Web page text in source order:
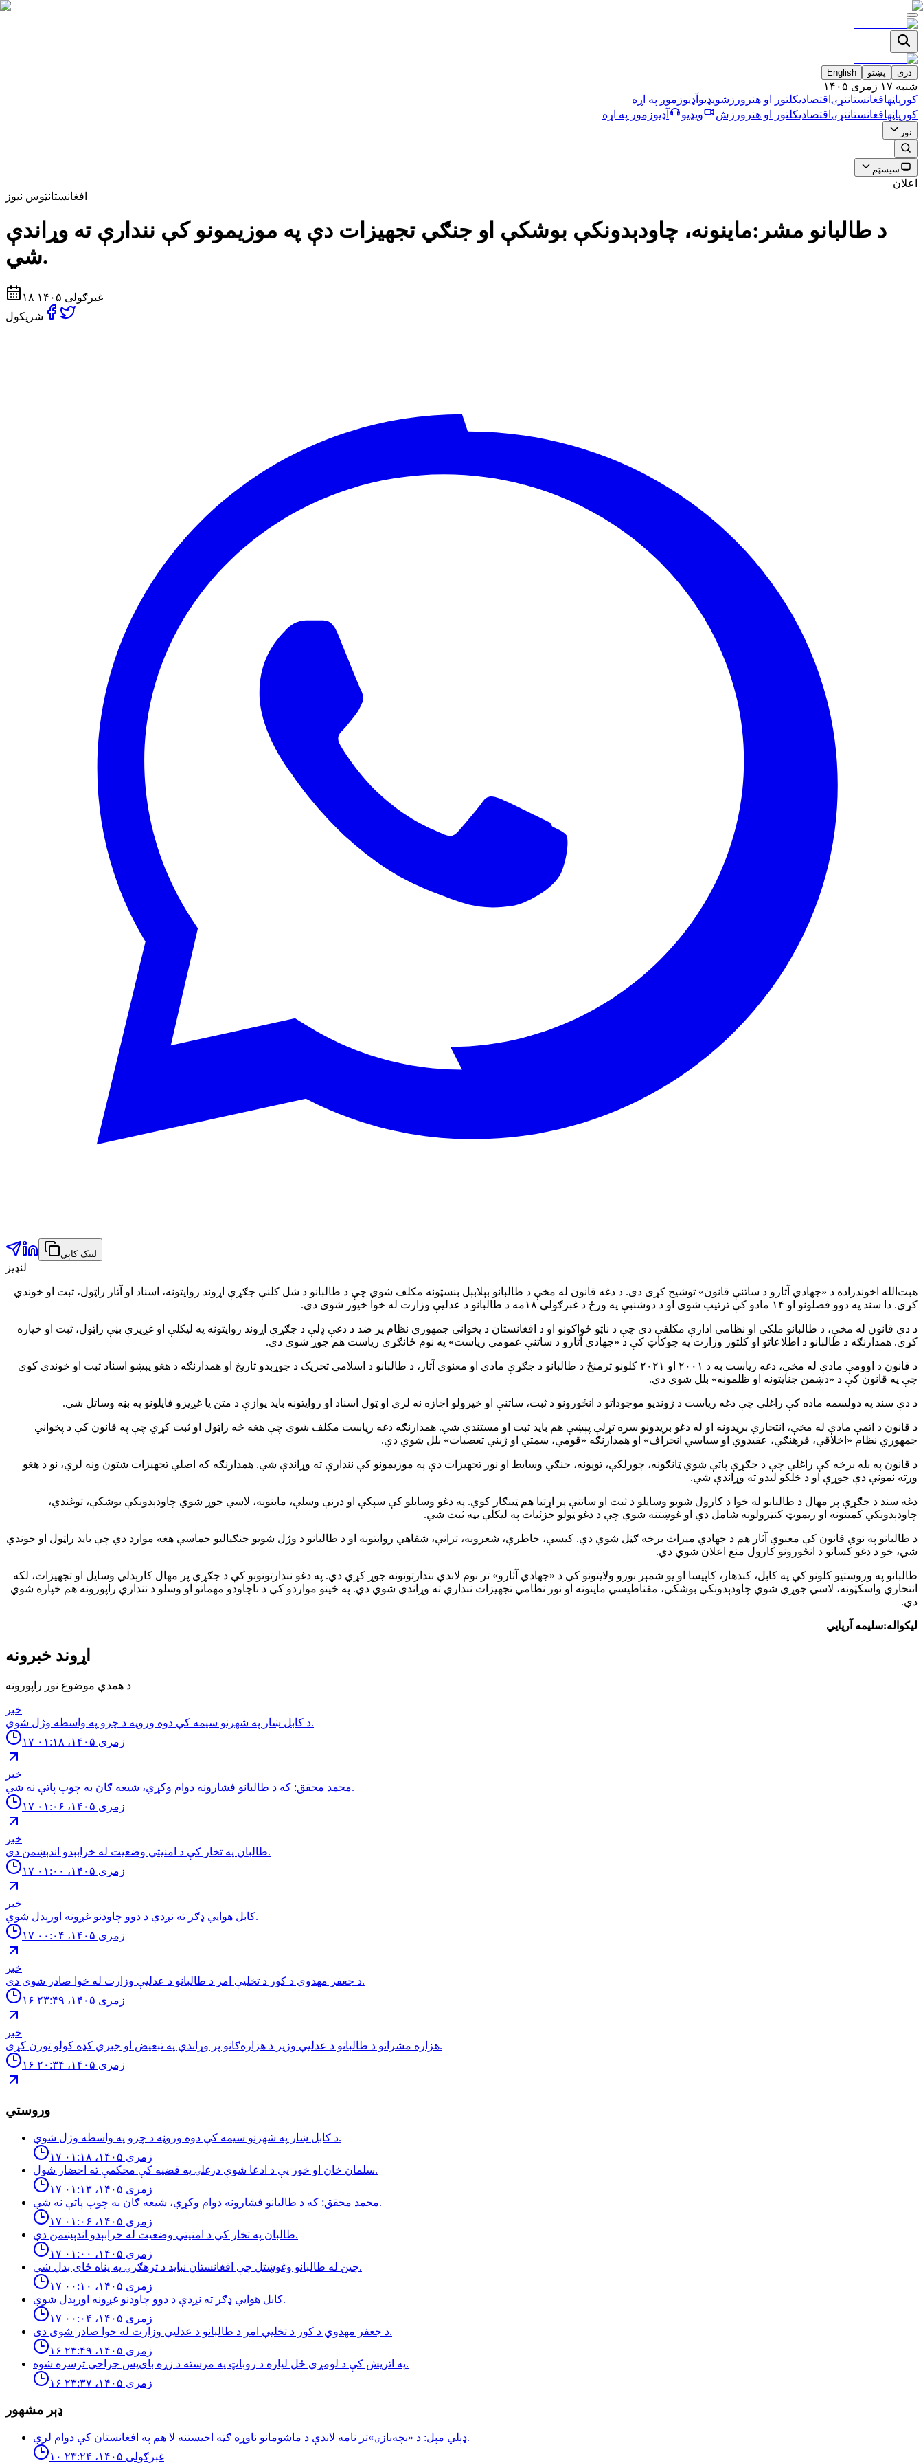
دری پښتو English
شنبه ۱۷ زمری ۱۴۰۵
کورپاڼهافغانستاننړۍ اقتصاديکلتور او هنر ورزشویډیو آډیوزموږ په اړه
کورپاڼهافغانستاننړۍ اقتصاديکلتور او هنر ورزش ویډیو آډیوزموږ په اړه
نور
سیسټم
اعلان
افغانستانټوس نیوز
د طالبانو مشر:ماینونه، چاودېدونکې بوشکې او جنګي تجهیزات دې په موزیمونو کې نندارې ته وړاندې
شي.
۱۸ غبرګولی ۱۴۰۵
شریکول
لینک کاپي
لنډیز
هبت‌الله اخوندزاده د «جهادي آثارو د ساتنې قانون» توشیح کړی دی. د دغه قانون له مخې د طالبانو بېلابېل بنسټونه مکلف شوي چې د طالبانو د شل کلنې جګړې اړوند روایتونه، اسناد او آثار راټول، ثبت او خوندي
کړي. دا سند په دوو فصلونو او ۱۴ مادو کې ترتیب شوی او د دوشنبې په ورځ د غبرګولي ۱۸مه د طالبانو د عدلیې وزارت له خوا خپور شوی دی.
د دې قانون له مخې، د طالبانو ملکي او نظامي ادارې مکلفې دي چې د ناټو ځواکونو او د افغانستان د پخواني جمهوري نظام پر ضد د دغې ډلې د جګړې اړوند روایتونه په لیکلې او غږیزې بڼې راټول، ثبت او خپاره
کړي. همدارنګه د طالبانو د اطلاعاتو او کلتور وزارت په چوکاټ کې د «جهادي آثارو د ساتنې عمومي ریاست» په نوم ځانګړی ریاست هم جوړ شوی دی.
د قانون د اوومې مادې له مخې، دغه ریاست به د ۲۰۰۱ او ۲۰۲۱ کلونو ترمنځ د طالبانو د جګړې مادي او معنوي آثار، د طالبانو د اسلامي تحریک د جوړېدو تاریخ او همدارنګه د هغو پېښو اسناد ثبت او خوندي کوي
چې په قانون کې د «دښمن جنایتونه او ظلمونه» بلل شوي دي.
د دې سند په دولسمه ماده کې راغلي چې دغه ریاست د ژوندیو موجوداتو د انځورونو د ثبت، ساتنې او خپرولو اجازه نه لري او ټول اسناد او روایتونه باید یوازې د متن یا غږیزو فایلونو په بڼه وساتل شي.
د قانون د اتمې مادې له مخې، انتحاري بریدونه او له دغو بریدونو سره تړلې پېښې هم باید ثبت او مستندې شي. همدارنګه دغه ریاست مکلف شوی چې هغه څه راټول او ثبت کړي چې په قانون کې د پخواني
جمهوري نظام «اخلاقي، فرهنګي، عقیدوي او سیاسي انحراف» او همدارنګه «قومي، سمتي او ژبني تعصبات» بلل شوي دي.
د قانون په بله برخه کې راغلي چې د جګړې پاتې شوي ټانګونه، چورلکې، توپونه، جنګي وسایط او نور تجهیزات دې په موزیمونو کې نندارې ته وړاندې شي. همدارنګه که اصلي تجهیزات شتون ونه لري، نو د هغو
ورته نمونې دې جوړې او د خلکو لیدو ته وړاندې شي.
دغه سند د جګړې پر مهال د طالبانو له خوا د کارول شویو وسایلو د ثبت او ساتنې پر اړتیا هم ټینګار کوي. په دغو وسایلو کې سپکې او درنې وسلې، ماینونه، لاسي جوړ شوي چاودېدونکې بوشکې، توغندي،
چاودېدونکي کمینونه او ریموټ کنټرولونه شامل دي او غوښتنه شوې چې د دغو ټولو جزئیات په لیکلې بڼه ثبت شي.
د طالبانو په نوي قانون کې معنوي آثار هم د جهادي میراث برخه ګڼل شوي دي. کیسې، خاطرې، شعرونه، ترانې، شفاهي روایتونه او د طالبانو د وژل شویو جنګیالیو حماسې هغه موارد دي چې باید راټول او خوندي
شي، خو د دغو کسانو د انځورونو کارول منع اعلان شوي دي.
طالبانو په وروستیو کلونو کې په کابل، کندهار، کاپیسا او یو شمېر نورو ولایتونو کې د «جهادي آثارو» تر نوم لاندې نندارتونونه جوړ کړي دي. په دغو نندارتونونو کې د جګړې پر مهال کارېدلي وسایل او تجهیزات، لکه
انتحاري واسکټونه، لاسي جوړې شوې چاودېدونکې بوشکې، مقناطیسي ماینونه او نور نظامي تجهیزات نندارې ته وړاندې شوي دي. په ځینو مواردو کې د ناچاودو مهماتو او وسلو د نندارې راپورونه هم خپاره شوي
دي.
لیکواله:سلیمه آریایي
اړوند خبرونه
د همدې موضوع نور راپورونه
خبر
د كابل ښار په شهرنو سيمه كې دوه وروڼه د چرو په واسطه وژل شوي.
۱۷ زمری ۱۴۰۵، ۰۱:۱۸
خبر
محمد محقق: كه د طالبانو فشارونه دوام وكړي، شيعه ګان به چوپ پاتې نه شي.
۱۷ زمری ۱۴۰۵، ۰۱:۰۶
خبر
طالبان په تخار کې د امنيتي وضعيت له خرابېدو اندېښمن دي.
۱۷ زمری ۱۴۰۵، ۰۱:۰۰
خبر
كابل هوايي ډګر ته نږدې د دوو چاودنو غږونه اورېدل شوي.
۱۷ زمری ۱۴۰۵، ۰۰:۰۴
خبر
د جعفر مهدوي د کور د تخلیې امر د طالبانو د عدلیې وزارت له خوا صادر شوی دی.
۱۶ زمری ۱۴۰۵، ۲۳:۴۹
خبر
هزاره مشرانو د طالبانو د عدلیې وزیر د هزاره‌ګانو پر وړاندې په تبعیض او جبري کډه کولو تورن کړی.
۱۶ زمری ۱۴۰۵، ۲۰:۳۴
وروستي
د كابل ښار په شهرنو سيمه كې دوه وروڼه د چرو په واسطه وژل شوي.
۱۷ زمری ۱۴۰۵، ۰۱:۱۸
سلمان خان او خور یې د ادعا شوې درغلۍ په قضيه كې محكمې ته احضار شول.
۱۷ زمری ۱۴۰۵، ۰۱:۱۳
محمد محقق: كه د طالبانو فشارونه دوام وكړي، شيعه ګان به چوپ پاتې نه شي.
۱۷ زمری ۱۴۰۵، ۰۱:۰۶
طالبان په تخار کې د امنيتي وضعيت له خرابېدو اندېښمن دي.
۱۷ زمری ۱۴۰۵، ۰۱:۰۰
چین له طالبانو وغوښتل چې افغانستان نباید د ترهګرۍ په پناه ځای بدل شي.
۱۷ زمری ۱۴۰۵، ۰۰:۱۰
كابل هوايي ډګر ته نږدې د دوو چاودنو غږونه اورېدل شوي.
۱۷ زمری ۱۴۰۵، ۰۰:۰۴
د جعفر مهدوي د کور د تخلیې امر د طالبانو د عدلیې وزارت له خوا صادر شوی دی.
۱۶ زمری ۱۴۰۵، ۲۳:۴۹
په اتریش کې د لومړي ځل لپاره د روباټ په مرسته د زړه بای‌پس جراحي ترسره شوه.
۱۶ زمری ۱۴۰۵، ۲۳:۳۷
ډېر مشهور
ډېلي مېل: د «بچه‌بازۍ»تر نامه لاندې د ماشومانو ناوړه ګټه اخیستنه لا هم په افغانستان کې دوام لري.
۱۰ غبرګولی ۱۴۰۵، ۲۳:۲۴